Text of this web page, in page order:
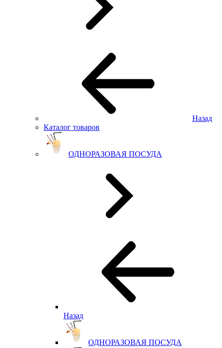
Назад
Каталог товаров
ОДНОРАЗОВАЯ ПОСУДА
Назад
ОДНОРАЗОВАЯ ПОСУДА